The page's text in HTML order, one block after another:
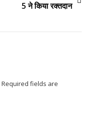
5 ने किया रक्तदान
Required fields are